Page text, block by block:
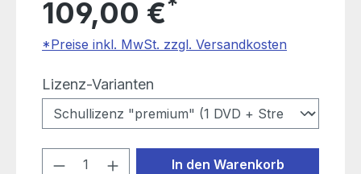
109,00 €
*Preise inkl. MwSt. zzgl. Versandkosten
Lizenz-Varianten
Produkt Anzahl: Gib den
In den Warenkorb